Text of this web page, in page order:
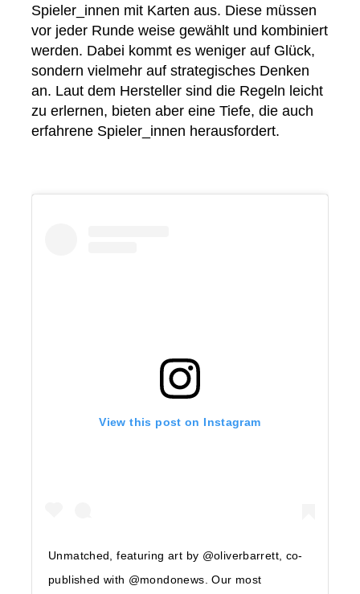
Spieler_innen mit Karten aus. Diese müssen
vor jeder Runde weise gewählt und kombiniert
werden. Dabei kommt es weniger auf Glück,
sondern vielmehr auf strategisches Denken
an. Laut dem Hersteller sind die Regeln leicht
zu erlernen, bieten aber eine Tiefe, die auch
erfahrene Spieler_innen herausfordert.
View this post on Instagram
Unmatched, featuring art by @oliverbarrett, co-
published with @mondonews. Our most